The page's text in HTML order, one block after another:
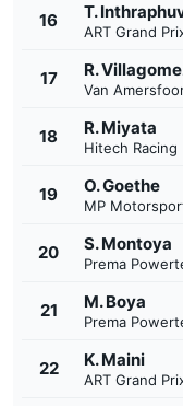
16 T.
ART Grand
17 R.
Van
18 R. Miyata
Hitech Racing
19 O. Goethe
MP
20 S. Montoya
Prema
21 M. Boya
Prema
22 K. Maini
ART Grand